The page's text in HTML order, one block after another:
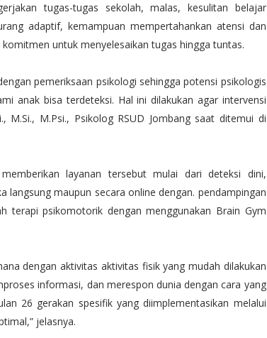
tugas-tugas sekolah, malas, kesulitan belajar
adaptif, kemampuan mempertahankan atensi dan
untuk menyelesaikan tugas hingga tuntas.
pemeriksaan psikologi sehingga potensi psikologis
anak bisa terdeteksi. Hal ini dilakukan agar intervensi
M.Si., M.Psi., Psikolog RSUD Jombang saat ditemui di
layanan tersebut mulai dari deteksi dini,
maupun secara online dengan. pendampingan
terapi psikomotorik dengan menggunakan Brain Gym
dengan aktivitas aktivitas fisik yang mudah dilakukan
informasi, dan merespon dunia dengan cara yang
26 gerakan spesifik yang diimplementasikan melalui
jelasnya.